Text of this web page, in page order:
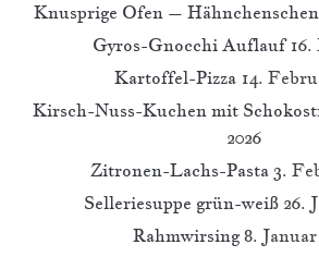
Knusprige Ofen –
Gyros-Gnocchi Auflauf 16.
Kartoffel-Pizza 14.
Kirsch-Nuss-Kuchen mit
2026
Zitronen-Lachs-Pasta 3.
Selleriesuppe grün-weiß 26.
Rahmwirsing 8. Januar